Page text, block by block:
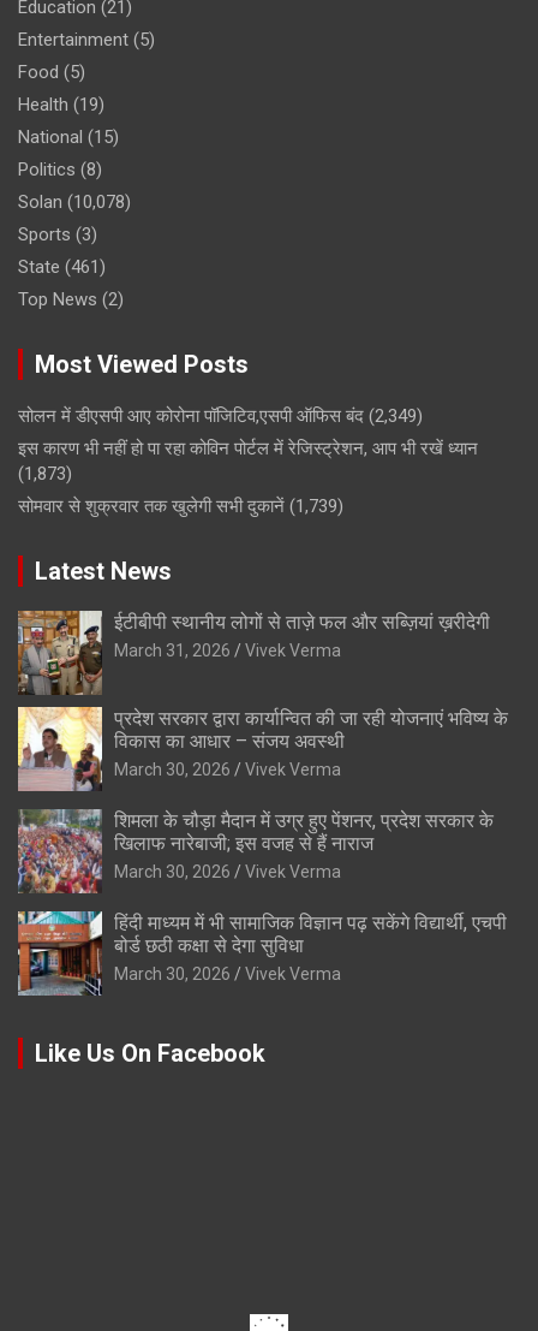
Education (21)
Entertainment (5)
Food (5)
Health (19)
National (15)
Politics (8)
Solan (10,078)
Sports (3)
State (461)
Top News (2)
Most Viewed Posts
सोलन में डीएसपी आए कोरोना पॉजिटिव,एसपी ऑफिस बंद (2,349)
इस कारण भी नहीं हो पा रहा कोविन पोर्टल में रेजिस्ट्रेशन, आप भी रखें ध्यान
(1,873)
सोमवार से शुक्रवार तक खुलेगी सभी दुकानें (1,739)
Latest News
ईटीबीपी स्थानीय लोगों से ताज़े फल और सब्ज़ियां ख़रीदेगी
March 31, 2026 Vivek Verma
प्रदेश सरकार द्वारा कार्यान्वित की जा रही योजनाएं भविष्य के
विकास का आधार – संजय अवस्थी
March 30, 2026 Vivek Verma
शिमला के चौड़ा मैदान में उग्र हुए पेंशनर, प्रदेश सरकार के
खिलाफ नारेबाजी; इस वजह से हैं नाराज
March 30, 2026 Vivek Verma
हिंदी माध्यम में भी सामाजिक विज्ञान पढ़ सकेंगे विद्यार्थी, एचपी
बोर्ड छठी कक्षा से देगा सुविधा
March 30, 2026 Vivek Verma
Like Us On Facebook